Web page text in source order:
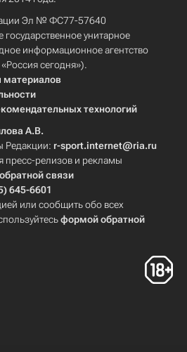
Эл № ФС77-57640
унитарное
информационное агентство
сегодня»).
материалов
технологий
А.В.
Редакции: r-sport.internet@ria.ru
релизов и рекламы
связи
645-6601
или сообщить обо всех
формой обратной